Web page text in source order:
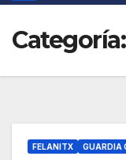
Categoría:
FELANITX GUARDIA